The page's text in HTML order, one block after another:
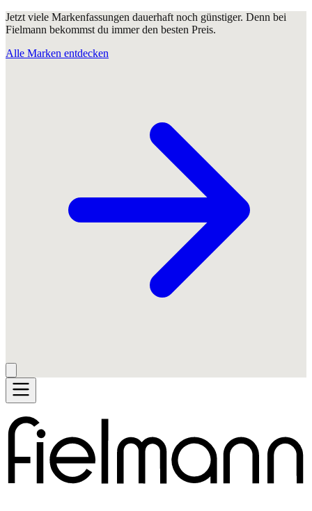
Jetzt viele Markenfassungen dauerhaft noch günstiger. Denn bei
Fielmann bekommst du immer den besten Preis.
Alle Marken entdecken